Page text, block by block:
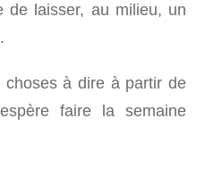
de laisser, au milieu, un
choses à dire à partir de
faire la semaine